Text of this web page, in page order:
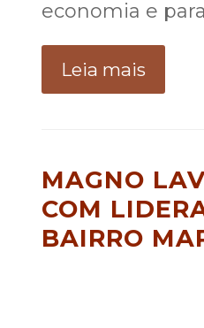
economia e
Leia mais
MAGNO
COM
BAIRRO